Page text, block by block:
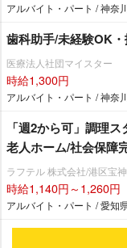
アルバイト・パート / 神奈
歯科助手/未経験OK
医療法人社団マイスター
時給1,300円
アルバイト・パート / 神奈
「週2から可」調理
老人ホーム/社会保障
ラフテル 株式会社/港区宝
時給1,140円～1,260円
アルバイト・パート / 愛知